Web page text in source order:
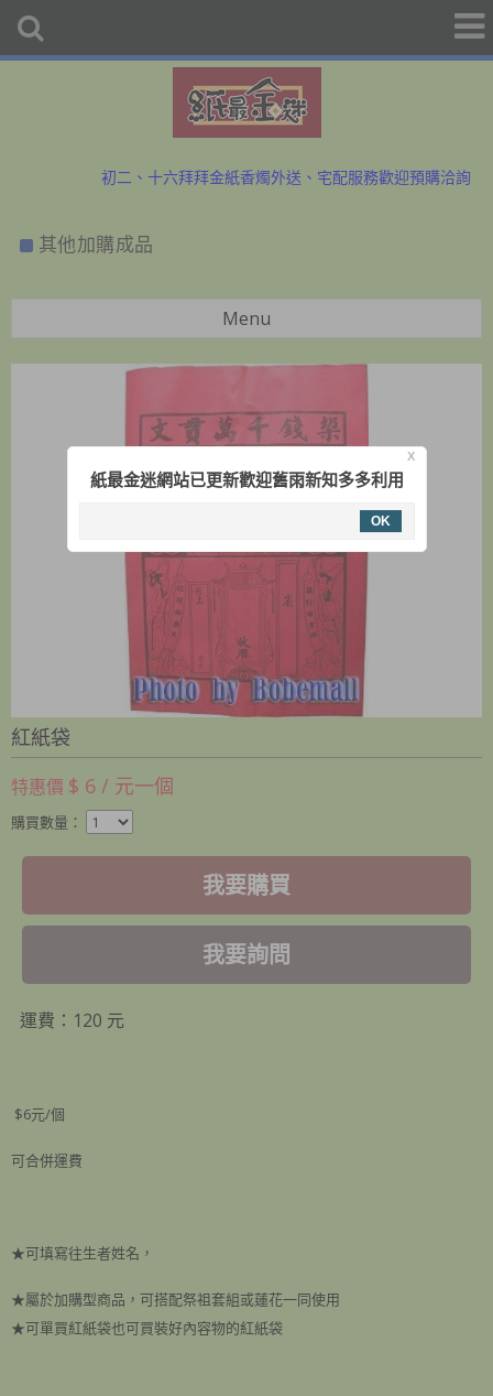
初二、十六拜拜金紙香燭外送、宅配服務歡迎預購洽詢
初二、十六拜拜金紙香燭外送、宅配服務歡迎預購洽詢
其他加購成品
Menu
紅紙袋
特惠價 $ 6 / 元一個
購買數量：
我要購買
我要詢問
運費：120 元
$6元/個
可合併運費
★可填寫往生者姓名，
★屬於加購型商品，可搭配祭祖套組或蓮花一同使用
★可單買紅紙袋也可買裝好內容物的紅紙袋
X
紙最金迷網站已更新歡迎舊雨新知多多利用
OK